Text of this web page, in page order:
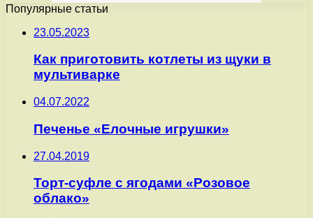
Популярные статьи
23.05.2023
Как приготовить котлеты из щуки в
мультиварке
04.07.2022
Печенье «Елочные игрушки»
27.04.2019
Торт-суфле с ягодами «Розовое
облако»